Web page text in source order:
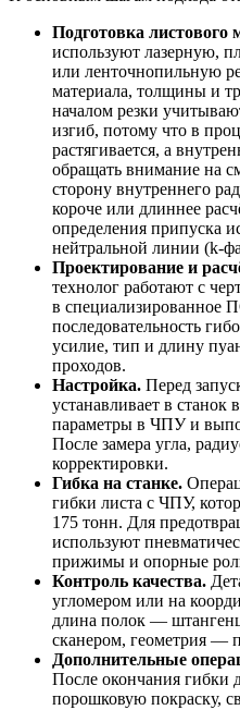
Подготовка листового
используют лазерную,
или ленточнопильную
материала, толщины и
началом резки
изгиб, потому что в
растягивается, а
обращать внимание на
сторону внутреннего
короче или длиннее
определения припуска
нейтральной линии (k-
Проектирование и
технолог работают с
в специализированное
последовательность
усилие, тип и длину
проходов.
Настройка. Перед
устанавливает в
параметры в ЧПУ и
После замера угла,
корректировки.
Гибка на станке.
гибки листа с ЧПУ,
175 тонн. Для
используют
прижимы и опорные
Контроль качества.
угломером или на
длина полок —
сканером, геометрия —
Дополнительные
После окончания гибки
порошковую покраску,